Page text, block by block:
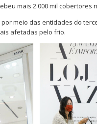
mais 2.000 mil
meio das entidades do
afetadas pelo frio.